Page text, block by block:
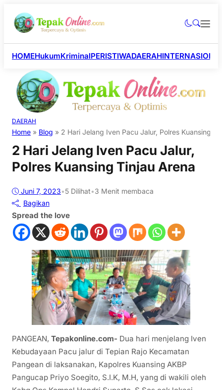
HOMEHukumKriminalPERISTIWADAERAH
DAERAH
Home » Blog » 2 Hari Jelang Iven Pacu Jalur, Polres Kuansing
2 Hari Jelang Iven Pacu Jalur,
Polres Kuansing Tinjau Arena
Juni 7, 2023•5 Dilihat•3 Menit membaca
Bagikan
Spread the love
PANGEAN, Tepakonline.com- Dua hari menjelang Iven
Kebudayaan Pacu jalur di Tepian Rajo Kecamatan
Pangean di laksanakan, Kapolres Kuansing AKBP
Pangucap Priyo Soegito, S.I.K, M.H, yang di wakili oleh